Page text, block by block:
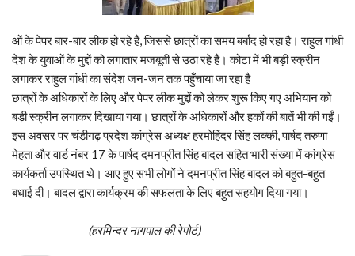
ओं के पेपर बार-बार लीक हो रहे हैं, जिससे छात्रों का समय बर्बाद हो रहा है। राहुल गांधी
देश के युवाओं के मुद्दों को लगातार मजबूती से उठा रहे हैं। कोटा में भी बड़ी स्क्रीन
लगाकर राहुल गांधी का संदेश जन-जन तक पहुँचाया जा रहा है
​छात्रों के अधिकारों के लिए और पेपर लीक मुद्दों को लेकर शुरू किए गए अभियान को
बड़ी स्क्रीन लगाकर दिखाया गया। छात्रों के अधिकारों और हकों की बातें भी की गईं।
इस अवसर पर चंडीगढ़ प्रदेश कांग्रेस अध्यक्ष हरमोहिंदर सिंह लक्की, पार्षद तरुणा
मेहता और वार्ड नंबर 17 के पार्षद दमनप्रीत सिंह बादल सहित भारी संख्या में कांग्रेस
कार्यकर्ता उपस्थित थे। आए हुए सभी लोगों ने दमनप्रीत सिंह बादल को बहुत-बहुत
बधाई दी। बादल द्वारा कार्यक्रम की सफलता के लिए बहुत सहयोग दिया गया।
(हरमिन्दर नागपाल की रेपोर्ट)